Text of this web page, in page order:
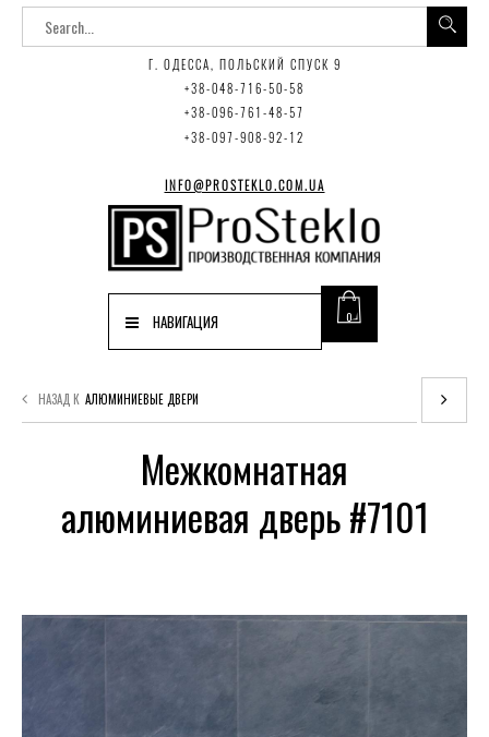
Г. ОДЕССА, ПОЛЬСКИЙ СПУСК 9
+38-048-716-50-58
+38-096-761-48-57
+38-097-908-92-12
INFO@PROSTEKLO.COM.UA
0
НАВИГАЦИЯ
НАЗАД К АЛЮМИНИЕВЫЕ ДВЕРИ
Межкомнатная
алюминиевая дверь #7101